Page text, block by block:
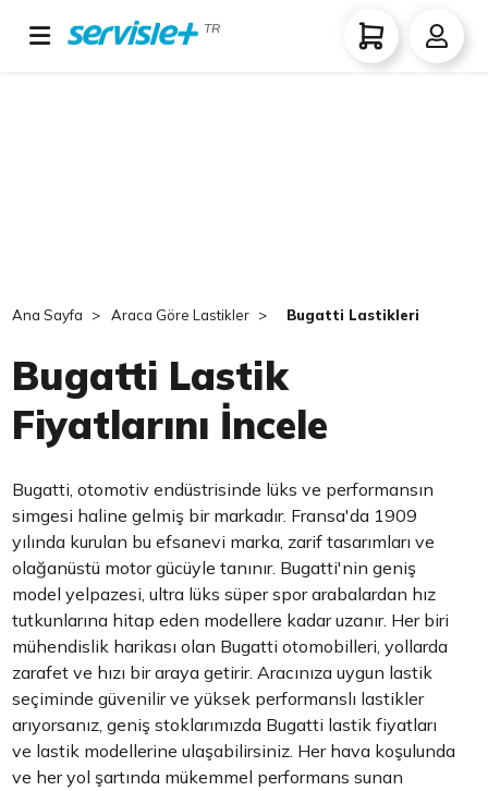
TR
Ana Sayfa Araca Göre Lastikler Bugatti Lastikleri
Bugatti Lastik
Fiyatlarını İncele
Bugatti, otomotiv endüstrisinde lüks ve performansın
simgesi haline gelmiş bir markadır. Fransa'da 1909
yılında kurulan bu efsanevi marka, zarif tasarımları ve
olağanüstü motor gücüyle tanınır. Bugatti'nin geniş
model yelpazesi, ultra lüks süper spor arabalardan hız
tutkunlarına hitap eden modellere kadar uzanır. Her biri
mühendislik harikası olan Bugatti otomobilleri, yollarda
zarafet ve hızı bir araya getirir. Aracınıza uygun lastik
seçiminde güvenilir ve yüksek performanslı lastikler
arıyorsanız, geniş stoklarımızda Bugatti lastik fiyatları
ve lastik modellerine ulaşabilirsiniz. Her hava koşulunda
ve her yol şartında mükemmel performans sunan